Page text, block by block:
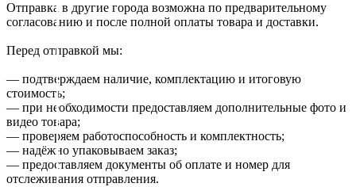
Отправка в другие города возможна по предварительному
согласованию и после полной оплаты товара и доставки.
Перед отправкой мы:
— подтверждаем наличие, комплектацию и итоговую
стоимость;
— при необходимости предоставляем дополнительные фото и
видео товара;
— проверяем работоспособность и комплектность;
— надёжно упаковываем заказ;
— предоставляем документы об оплате и номер для
отслеживания отправления.